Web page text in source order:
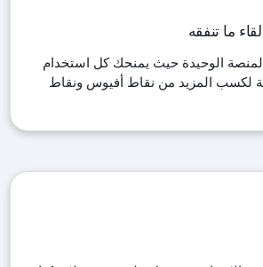
ما تنفقه
الوحيدة حيث يمنحك كل استخدام
لكسب المزيد من نقاط أفيوس ونقاط